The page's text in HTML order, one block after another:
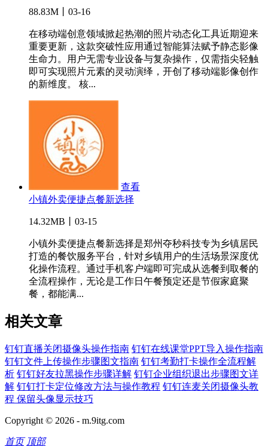
88.83M丨03-16
在移动端创意领域掀起热潮的照片动态化工具近期迎来
重要更新，这款突破性应用通过智能算法赋予静态影像
生命力。用户无需专业设备与复杂操作，仅需指尖轻触
即可实现照片元素的灵动演绎，开创了移动端影像创作
的新维度。 核...
查看
小镇外卖便捷点餐新选择
14.32MB丨03-15
小镇外卖便捷点餐新选择是郑州夺秒科技专为乡镇居民
打造的餐饮服务平台，针对乡镇用户的生活场景深度优
化操作流程。通过手机客户端即可完成从选餐到取餐的
全流程操作，无论是工作日午餐预定还是节假家庭聚
餐，都能满...
相关文章
钉钉直播关闭摄像头操作指南 钉钉在线课堂PPT导入操作指南
钉钉文件上传操作步骤图文指南 钉钉考勤打卡操作全流程解
析 钉钉好友拉黑操作步骤详解 钉钉企业组织退出步骤图文详
解 钉钉打卡定位修改方法与操作教程 钉钉连麦关闭摄像头教
程 保留头像显示技巧
Copyright © 2026 - m.9itg.com
首页 顶部